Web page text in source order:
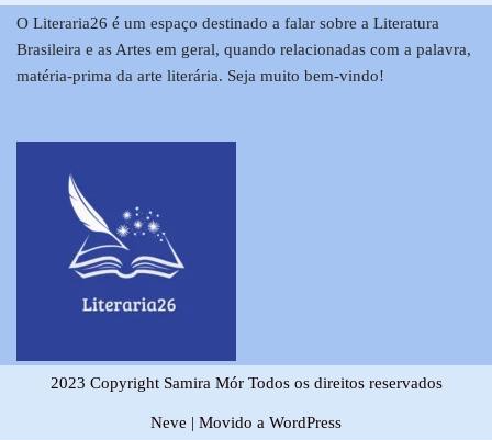
O Literaria26 é um espaço destinado a falar sobre a Literatura
Brasileira e as Artes em geral, quando relacionadas com a palavra,
matéria-prima da arte literária. Seja muito bem-vindo!
2023 Copyright Samira Mór Todos os direitos reservados
Neve | Movido a WordPress